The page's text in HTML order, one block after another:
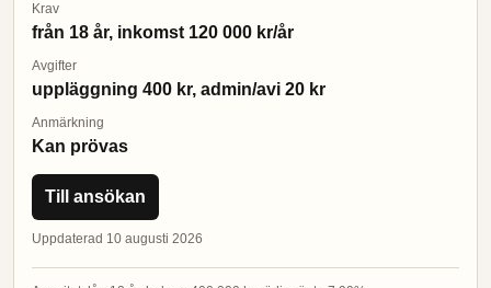
Krav
från 18 år, inkomst 120 000 kr/år
Avgifter
uppläggning 400 kr, admin/avi 20 kr
Anmärkning
Kan prövas
Till ansökan
Uppdaterad 10 augusti 2026